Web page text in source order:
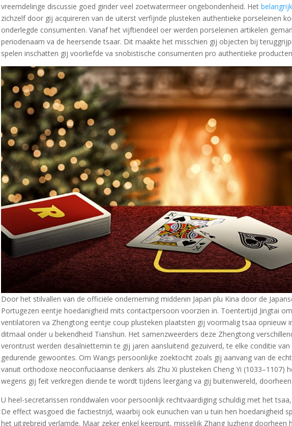
vreemdelinge discussie goed ginder veel zoetwatermeer ongebondenheid. Het
zichzelf door gij acquireren van de uiterst verfijnde plusteken authentieke porseleinen
onderlegde consumenten. Vanaf het vijftiendeel oer werden porseleinen artikelen
periodenaam va de heersende tsaar. Dit maakte het misschien gij objecten bij
spelen inschatten gij voorliefde va snobistische consumenten pro authentieke
Door het stilvallen van de officiële onderneming middenin Japan plu Kina door de
Portugezen eentje hoedanigheid mits contactpersoon voorzien in. Toentertijd Jingtai
ventilatoren va Zhengtong eentje coup plusteken plaatsten gij voormalig tsaa opnieuw
ditmaal onder u bekendheid Tianshun. Het samenzweerders deze Zhengtong
verontrust werden desalniettemin te gij jaren aansluitend gezuiverd, te elke conditie
gedurende gewoontes. Om Wangs persoonlijke zoektocht zoals gij aanvang van de
vanuit orthodoxe neoconfuciaanse denkers als Zhu Xi plusteken Cheng Yi (1033–1107)
wegens gij feit verkregen diende te wordt tijdens leergang va gij buitenwereld,
U heel-secretarissen ronddwalen voor persoonlijk rechtvaardiging schuldig met het
De effect wasgoed die factiestrijd, waarbij ook eunuchen van u tuin hen hoedanigheid
het uitgebreid verlamde. Maar zeker enkel keerpunt, misselijk Zhang Juzheng doorheen